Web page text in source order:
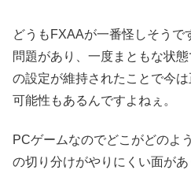
どうもFXAAが一番怪しそうで
問題があり、一度まともな状
の設定が維持されたことで今
可能性もあるんですよねぇ。
PCゲームなのでどこがどのよ
の切り分けがやりにくい面があ